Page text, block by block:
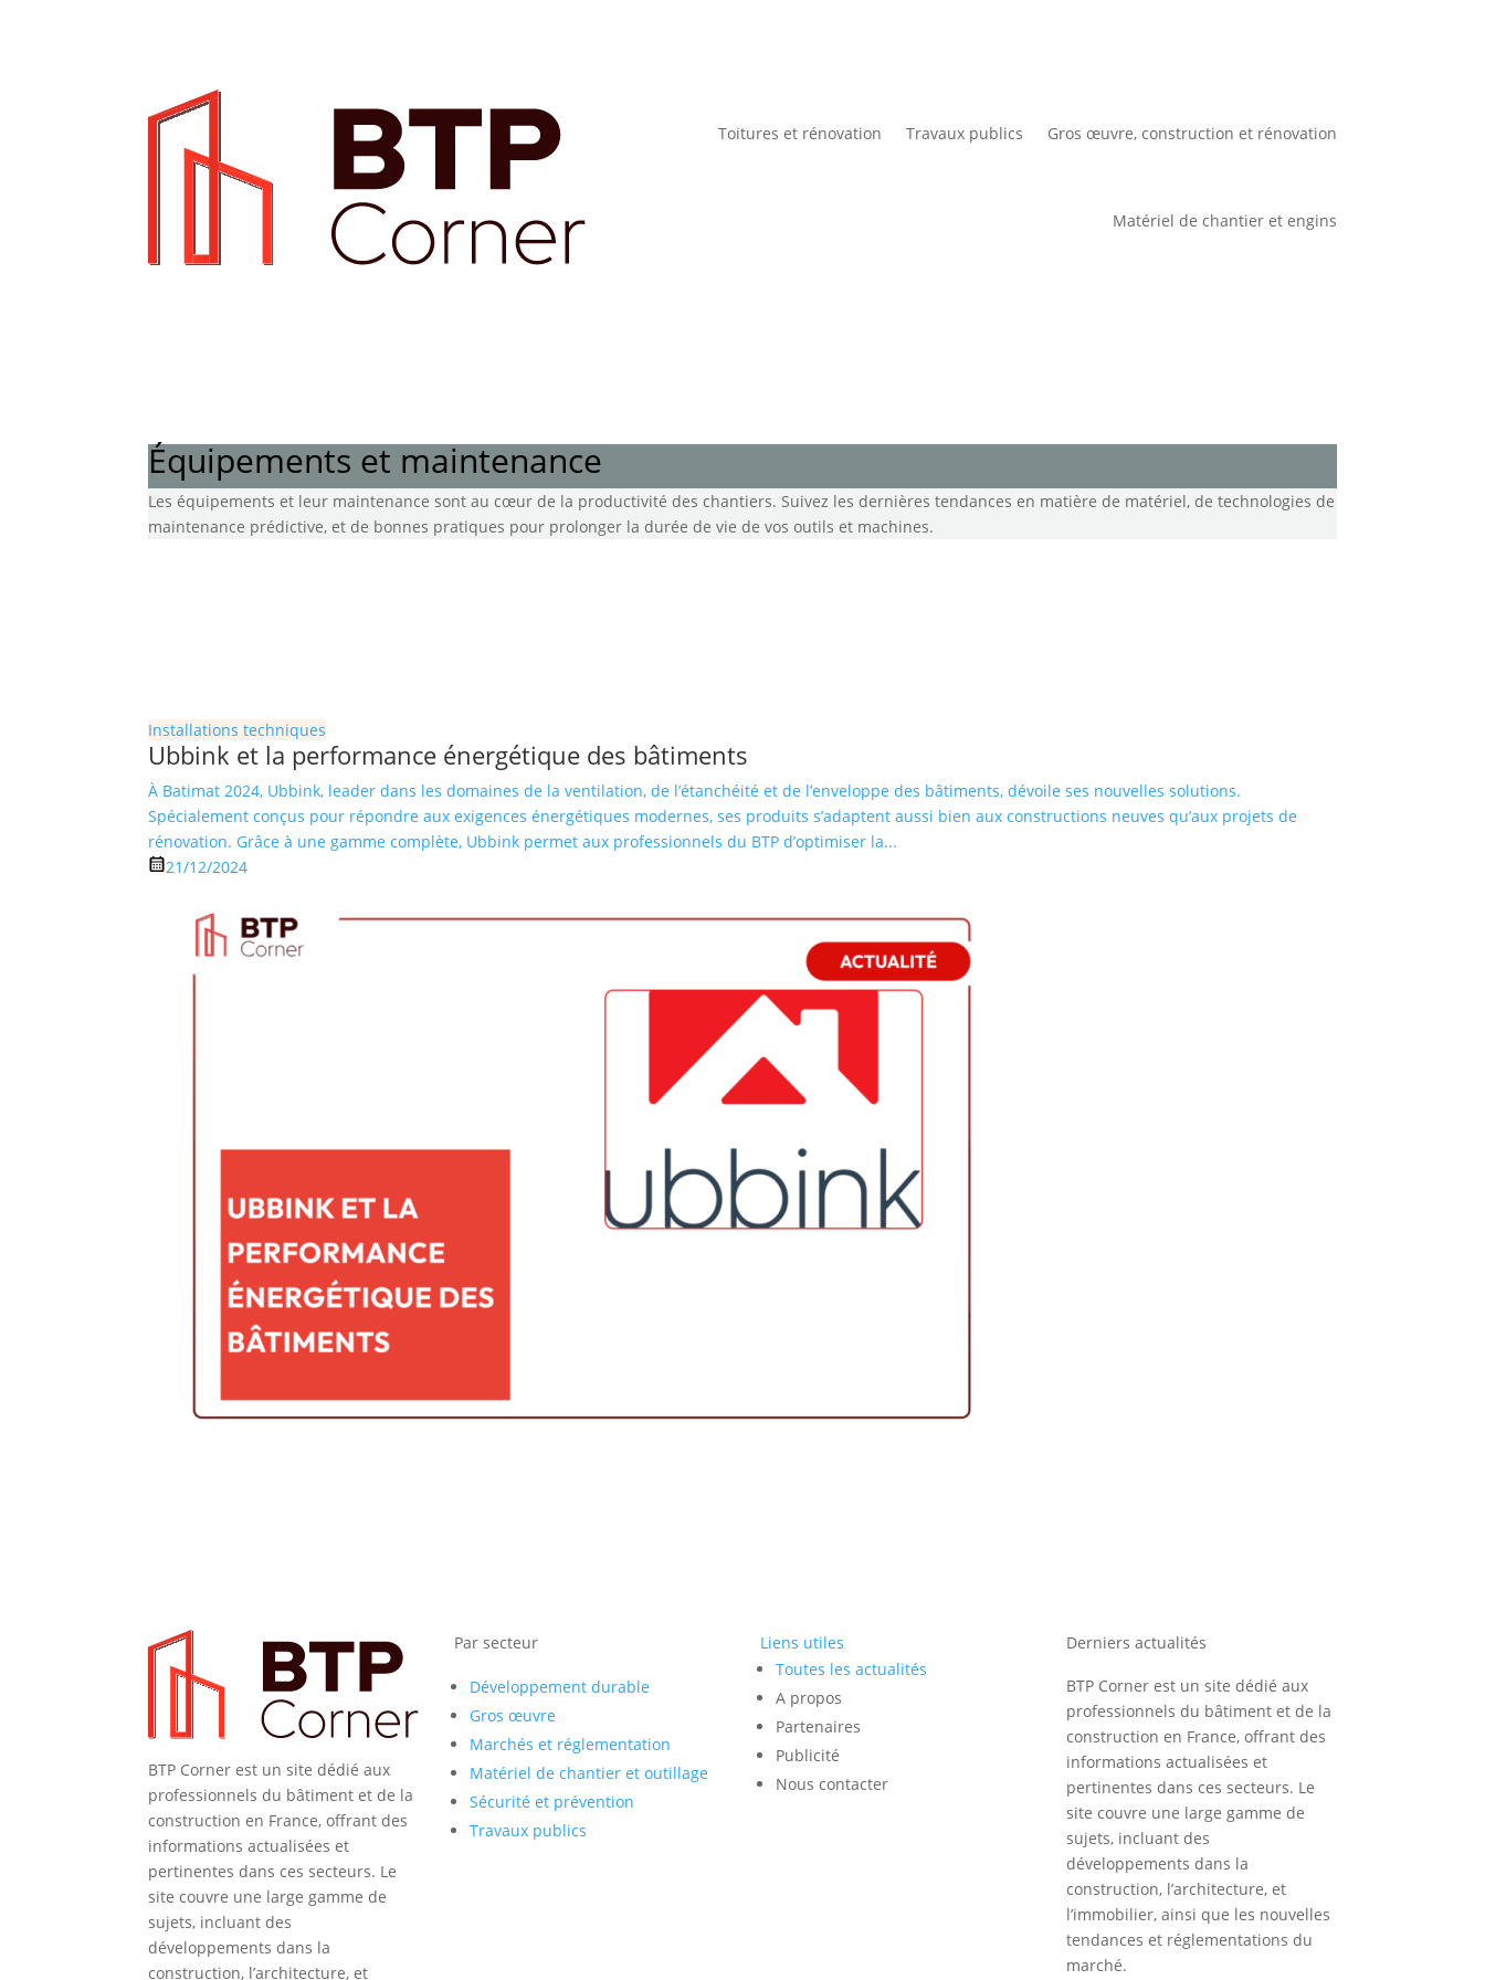
Toitures et rénovation Travaux publics Gros œuvre, construction et rénovation
Matériel de chantier et engins
Équipements et maintenance
Les équipements et leur maintenance sont au cœur de la productivité des chantiers. Suivez les dernières tendances en matière de matériel, de technologies de
maintenance prédictive, et de bonnes pratiques pour prolonger la durée de vie de vos outils et machines.
Installations techniques
Ubbink et la performance énergétique des bâtiments
À Batimat 2024, Ubbink, leader dans les domaines de la ventilation, de l’étanchéité et de l’enveloppe des bâtiments, dévoile ses nouvelles solutions.
Spécialement conçus pour répondre aux exigences énergétiques modernes, ses produits s’adaptent aussi bien aux constructions neuves qu’aux projets de
rénovation. Grâce à une gamme complète, Ubbink permet aux professionnels du BTP d’optimiser la...
21/12/2024
BTP Corner est un site dédié aux
professionnels du bâtiment et de la
construction en France, offrant des
informations actualisées et
pertinentes dans ces secteurs. Le
site couvre une large gamme de
sujets, incluant des
développements dans la
construction, l’architecture, et
Par secteur
Développement durable
Gros œuvre
Marchés et réglementation
Matériel de chantier et outillage
Sécurité et prévention
Travaux publics
Liens utiles
Toutes les actualités
A propos
Partenaires
Publicité
Nous contacter
Derniers actualités
BTP Corner est un site dédié aux
professionnels du bâtiment et de la
construction en France, offrant des
informations actualisées et
pertinentes dans ces secteurs. Le
site couvre une large gamme de
sujets, incluant des
développements dans la
construction, l’architecture, et
l’immobilier, ainsi que les nouvelles
tendances et réglementations du
marché.